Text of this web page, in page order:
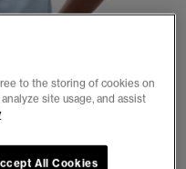
5 6
to the storing of cookies on
site usage, and assist
All Cookies